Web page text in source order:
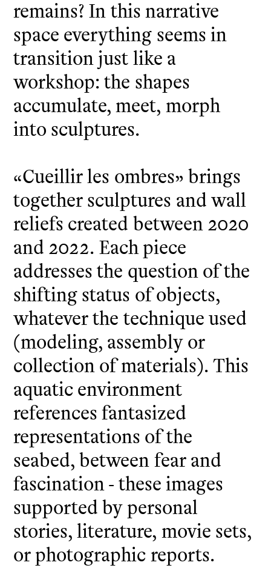
remains? In this narrative
space everything seems in
transition just like a
workshop: the shapes
accumulate, meet, morph
into sculptures.
«Cueillir les ombres» brings
together sculptures and wall
reliefs created between 2020
and 2022. Each piece
addresses the question of the
shifting status of objects,
whatever the technique used
(modeling, assembly or
collection of materials). This
aquatic environment
references fantasized
representations of the
seabed, between fear and
fascination - these images
supported by personal
stories, literature, movie sets,
or photographic reports.